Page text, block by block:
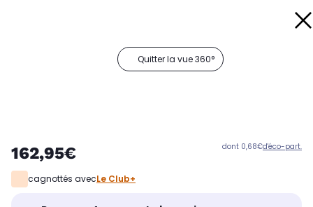
Quitter la vue 360°
162,95€ dont 0,68€d'éco-part.
cagnottés avecLe Club+